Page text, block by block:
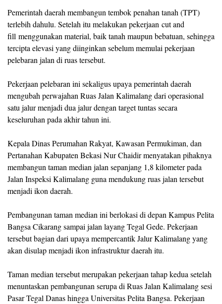
Pemerintah daerah membangun tembok penahan tanah (TPT)
terlebih dahulu. Setelah itu melakukan pekerjaan cut and
fill menggunakan material, baik tanah maupun bebatuan, sehingga
tercipta elevasi yang diinginkan sebelum memulai pekerjaan
pelebaran jalan di ruas tersebut.
Pekerjaan pelebaran ini sekaligus upaya pemerintah daerah
mengubah perwajahan Ruas Jalan Kalimalang dari operasional
satu jalur menjadi dua jalur dengan target tuntas secara
keseluruhan pada akhir tahun ini.
Kepala Dinas Perumahan Rakyat, Kawasan Permukiman, dan
Pertanahan Kabupaten Bekasi Nur Chaidir menyatakan pihaknya
membangun taman median jalan sepanjang 1,8 kilometer pada
Jalan Inspeksi Kalimalang guna mendukung ruas jalan tersebut
menjadi ikon daerah.
Pembangunan taman median ini berlokasi di depan Kampus Pelita
Bangsa Cikarang sampai jalan layang Tegal Gede. Pekerjaan
tersebut bagian dari upaya mempercantik Jalur Kalimalang yang
akan disulap menjadi ikon infrastruktur daerah itu.
Taman median tersebut merupakan pekerjaan tahap kedua setelah
menuntaskan pembangunan serupa di Ruas Jalan Kalimalang sesi
Pasar Tegal Danas hingga Universitas Pelita Bangsa. Pekerjaan